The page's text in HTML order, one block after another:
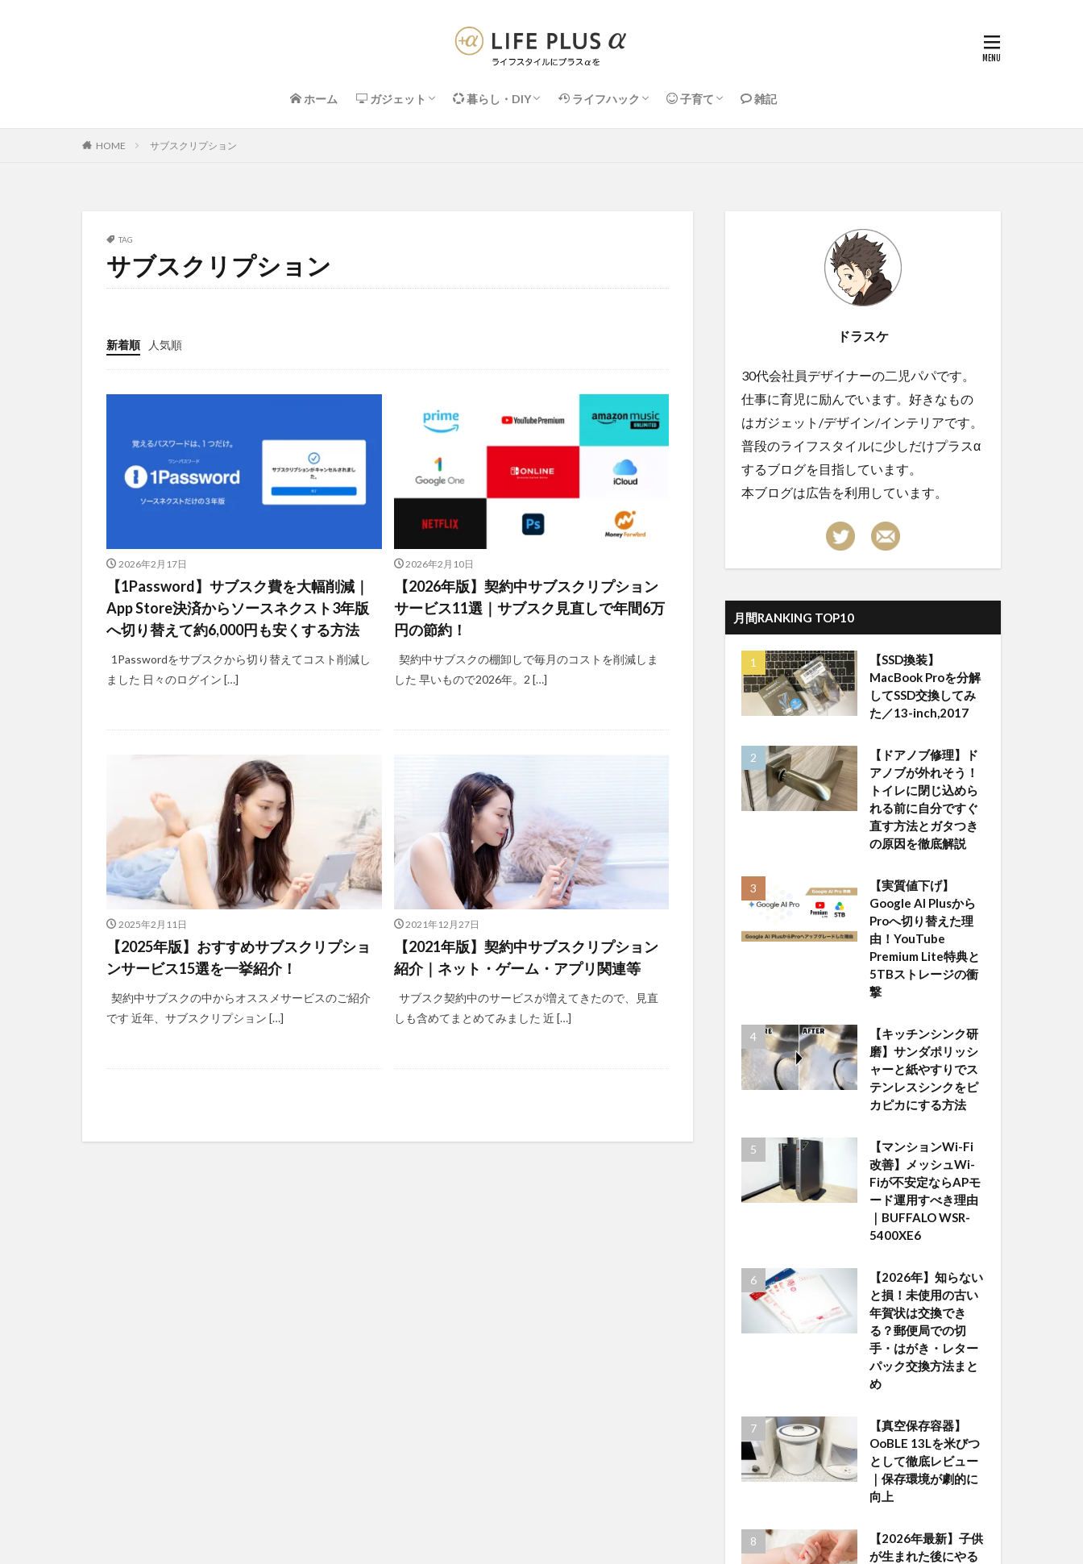
ホーム ガジェット
Apple関連
PC周辺機器
デスク・便利アイテム
暮らし・DIY
DIY・メンテナンス
収納・掃除
インテリア・家具
暮らしの＋α術
ライフハック
ネット・IT活用術
マネー・サブスク
健康・セルフケア
子育て
子供の収納・道具
知育・おもちゃ
雑記
HOME サブスクリプション
TAG
サブスクリプション
新着順 人気順
2026年2月17日
【1Password】サブスク費を大幅削減｜
App Store決済からソースネクスト3年版
へ切り替えて約6,000円も安くする方法
1Passwordをサブスクから切り替えてコスト削減し
ました 日々のログイン […]
2026年2月10日
【2026年版】契約中サブスクリプション
サービス11選｜サブスク見直しで年間6万
円の節約！
契約中サブスクの棚卸しで毎月のコストを削減しま
した 早いもので2026年。2 […]
2025年2月11日
【2025年版】おすすめサブスクリプショ
ンサービス15選を一挙紹介！
契約中サブスクの中からオススメサービスのご紹介
です 近年、サブスクリプション […]
2021年12月27日
【2021年版】契約中サブスクリプション
紹介｜ネット・ゲーム・アプリ関連等
サブスク契約中のサービスが増えてきたので、見直
しも含めてまとめてみました 近 […]
ドラスケ
30代会社員デザイナーの二児パパです。
仕事に育児に励んでいます。好きなもの
はガジェット/デザイン/インテリアです。
普段のライフスタイルに少しだけプラスα
するブログを目指しています。
本ブログは広告を利用しています。
月間RANKING TOP10
【SSD換装】
MacBook Proを分解
してSSD交換してみ
た／13-inch,2017
【ドアノブ修理】ド
アノブが外れそう！
トイレに閉じ込めら
れる前に自分ですぐ
直す方法とガタつき
の原因を徹底解説
【実質値下げ】
Google AI Plusから
Proへ切り替えた理
由！YouTube
Premium Lite特典と
5TBストレージの衝
撃
【キッチンシンク研
磨】サンダポリッシ
ャーと紙やすりでス
テンレスシンクをピ
カピカにする方法
【マンションWi-Fi
改善】メッシュWi-
Fiが不安定ならAPモ
ード運用すべき理由
｜BUFFALO WSR-
5400XE6
【2026年】知らない
と損！未使用の古い
年賀状は交換でき
る？郵便局での切
手・はがき・レター
パック交換方法まと
め
【真空保存容器】
OoBLE 13Lを米びつ
として徹底レビュー
｜保存環境が劇的に
向上
【2026年最新】子供
が生まれた後にやる